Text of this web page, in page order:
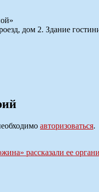
дом 2. Здание
авторизоваться.
рассказали ее